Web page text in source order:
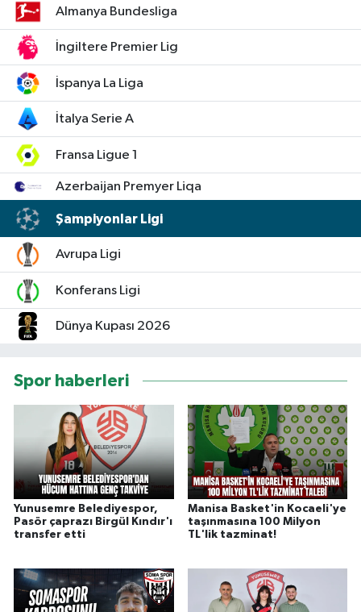
Almanya Bundesliga
İngiltere Premier Lig
İspanya La Liga
İtalya Serie A
Fransa Ligue 1
Azerbaijan Premyer Liqa
Şampiyonlar Ligi
Avrupa Ligi
Konferans Ligi
Dünya Kupası 2026
Spor haberleri
Yunusemre Belediyespor,
Pasör çaprazı Birgül Kındır'ı
transfer etti
Manisa Basket'in Kocaeli'ye
taşınmasına 100 Milyon
TL'lik tazminat!
Video